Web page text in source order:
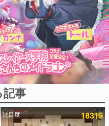
ンキング
ページビュー数万以上！ などな
た、電ファミ渾身の“殿堂入り”記
事
注目度 18315